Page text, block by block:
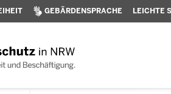
GEBÄRDENSPRACHE LEICHTE